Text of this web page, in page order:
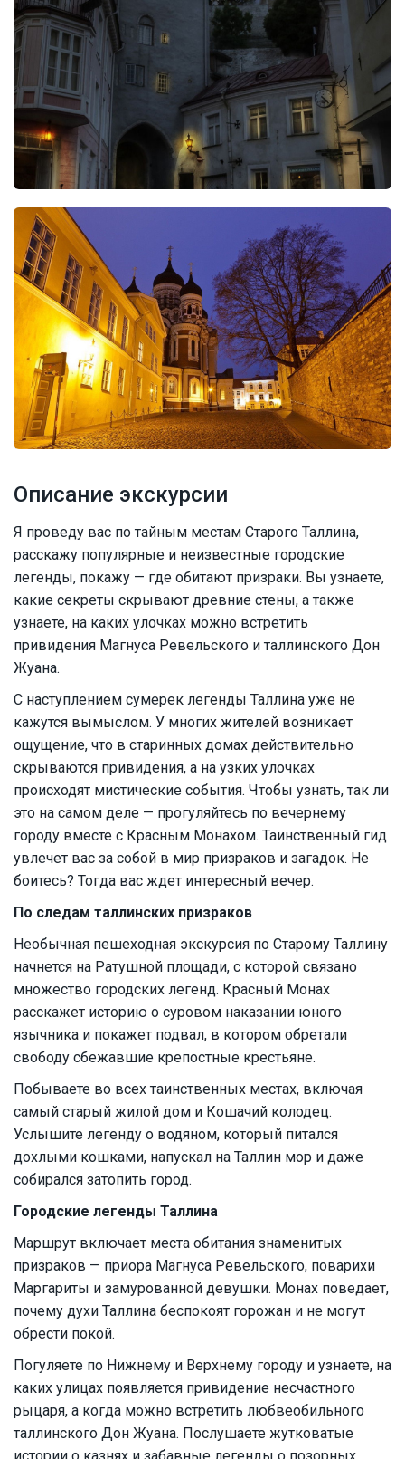
Описание экскурсии
Я проведу вас по тайным местам Старого Таллина,
расскажу популярные и неизвестные городские
легенды, покажу — где обитают призраки. Вы узнаете,
какие секреты скрывают древние стены, а также
узнаете, на каких улочках можно встретить
привидения Магнуса Ревельского и таллинского Дон
Жуана.
С наступлением сумерек легенды Таллина уже не
кажутся вымыслом. У многих жителей возникает
ощущение, что в старинных домах действительно
скрываются привидения, а на узких улочках
происходят мистические события. Чтобы узнать, так ли
это на самом деле — прогуляйтесь по вечернему
городу вместе с Красным Монахом. Таинственный гид
увлечет вас за собой в мир призраков и загадок. Не
боитесь? Тогда вас ждет интересный вечер.
По следам таллинских призраков
Необычная пешеходная экскурсия по Старому Таллину
начнется на Ратушной площади, с которой связано
множество городских легенд. Красный Монах
расскажет историю о суровом наказании юного
язычника и покажет подвал, в котором обретали
свободу сбежавшие крепостные крестьяне.
Побываете во всех таинственных местах, включая
самый старый жилой дом и Кошачий колодец.
Услышите легенду о водяном, который питался
дохлыми кошками, напускал на Таллин мор и даже
собирался затопить город.
Городские легенды Таллина
Маршрут включает места обитания знаменитых
призраков — приора Магнуса Ревельского, поварихи
Маргариты и замурованной девушки. Монах поведает,
почему духи Таллина беспокоят горожан и не могут
обрести покой.
Погуляете по Нижнему и Верхнему городу и узнаете, на
каких улицах появляется привидение несчастного
рыцаря, а когда можно встретить любвеобильного
таллинского Дон Жуана. Послушаете жутковатые